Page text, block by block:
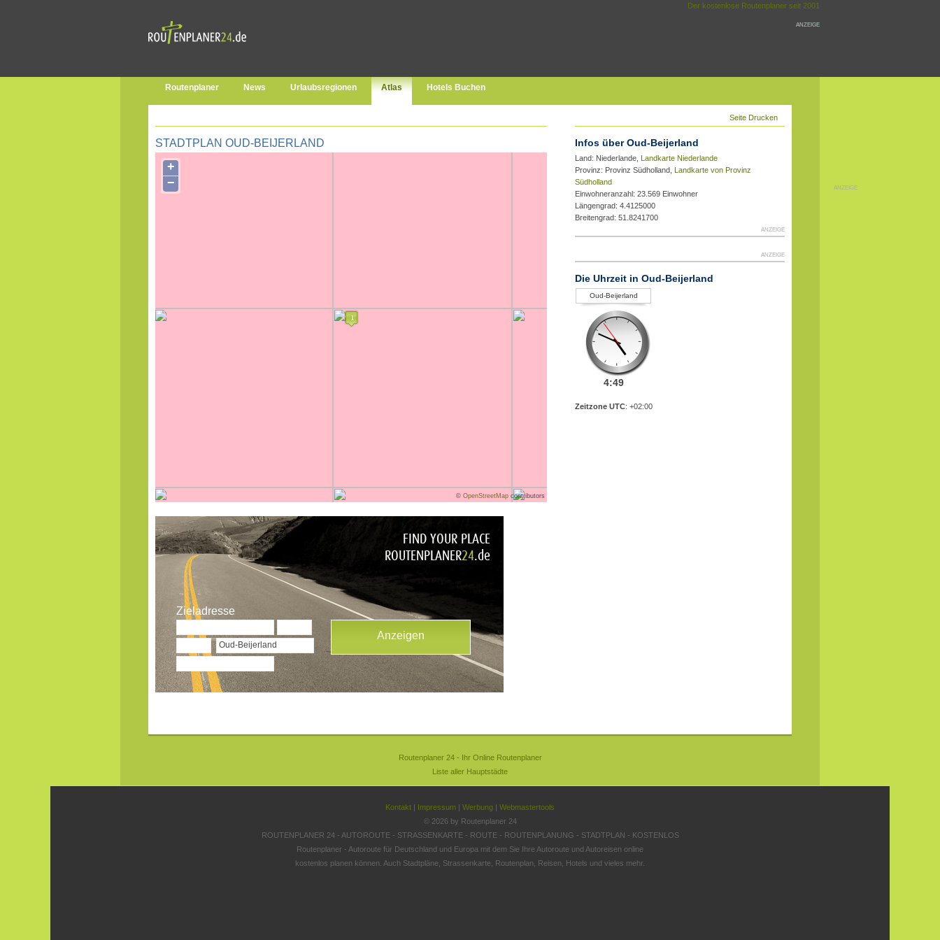
Der kostenlose Routenplaner seit 2001
ANZEIGE
ANZEIGE
Routenplaner News Urlaubsregionen Atlas Hotels Buchen
Seite Drucken
STADTPLAN OUD-BEIJERLAND
+
−
© OpenStreetMap contributors
Zieladresse
Infos über Oud-Beijerland
Land: Niederlande, Landkarte Niederlande
Provinz: Provinz Südholland, Landkarte von Provinz
Südholland
Einwohneranzahl: 23.569 Einwohner
Längengrad: 4.4125000
Breitengrad: 51.8241700
ANZEIGE
ANZEIGE
Die Uhrzeit in Oud-Beijerland
Oud-Beijerland
4:49
Zeitzone UTC: +02:00
Routenplaner 24 - Ihr Online Routenplaner
Liste aller Hauptstädte
Kontakt | Impressum | Werbung | Webmastertools
© 2026 by Routenplaner 24
ROUTENPLANER 24 - AUTOROUTE - STRASSENKARTE - ROUTE - ROUTENPLANUNG - STADTPLAN - KOSTENLOS
Routenplaner - Autoroute für Deutschland und Europa mit dem Sie Ihre Autoroute und Autoreisen online
kostenlos planen können. Auch Stadtpläne, Strassenkarte, Routenplan, Reisen, Hotels und vieles mehr.